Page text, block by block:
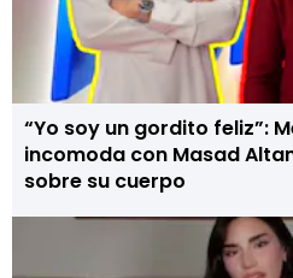
“Yo soy un gordito feliz”:
incomoda con Masad
sobre su cuerpo